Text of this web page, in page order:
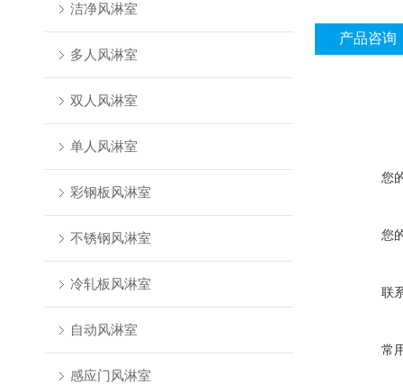
洁净风淋室
多人风淋室
双人风淋室
单人风淋室
彩钢板风淋室
不锈钢风淋室
冷轧板风淋室
自动风淋室
感应门风淋室
产品咨询
您
您
联
常